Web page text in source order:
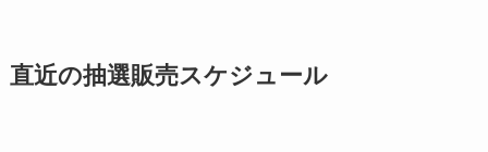
直近の抽選販売スケジュール